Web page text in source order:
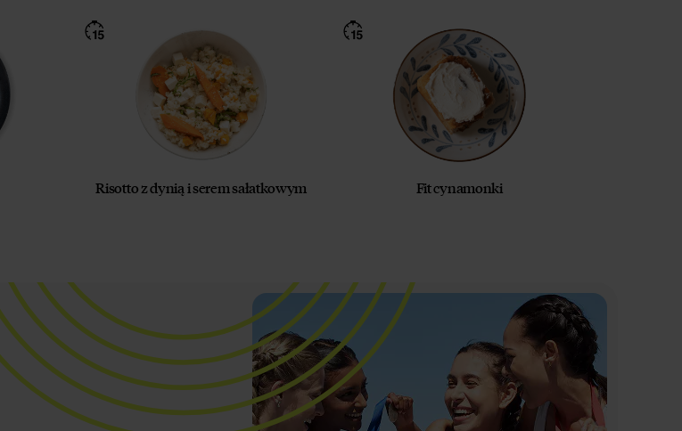
Risotto z dynią i serem sałatkowym Fit cynamonki